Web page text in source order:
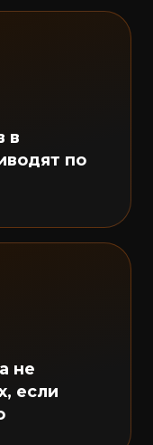
в
по
не
если